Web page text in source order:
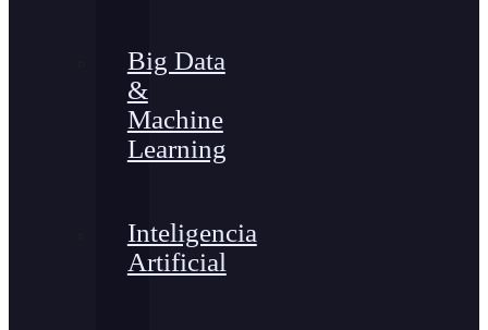
Big Data
&
Machine
Learning
Inteligencia
Artificial